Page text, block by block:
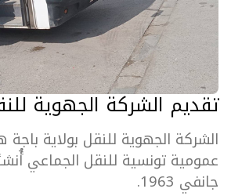
تقديم الشركة الجهوية
الشركة الجهوية للنقل بولاية
جانفي 1963.